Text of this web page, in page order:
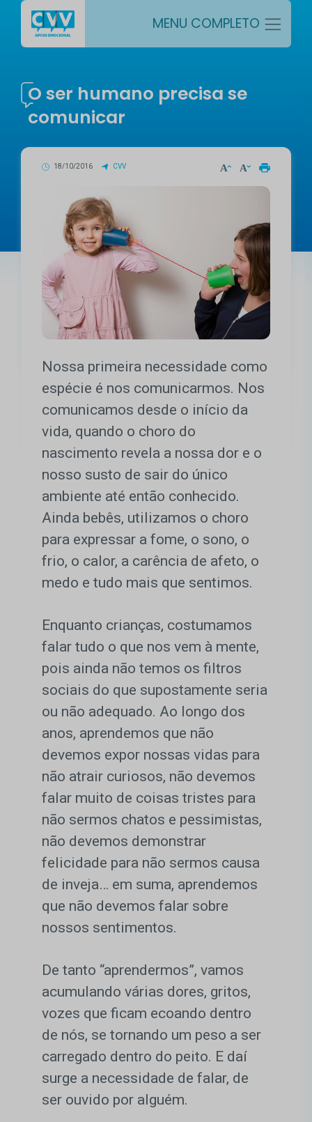
MENU COMPLETO
O ser humano precisa se
comunicar
18/10/2016 CVV
Nossa primeira necessidade como
espécie é nos comunicarmos. Nos
comunicamos desde o início da
vida, quando o choro do
nascimento revela a nossa dor e o
nosso susto de sair do único
ambiente até então conhecido.
Ainda bebês, utilizamos o choro
para expressar a fome, o sono, o
frio, o calor, a carência de afeto, o
medo e tudo mais que sentimos.
Enquanto crianças, costumamos
falar tudo o que nos vem à mente,
pois ainda não temos os filtros
sociais do que supostamente seria
ou não adequado. Ao longo dos
anos, aprendemos que não
devemos expor nossas vidas para
não atrair curiosos, não devemos
falar muito de coisas tristes para
não sermos chatos e pessimistas,
não devemos demonstrar
felicidade para não sermos causa
de inveja… em suma, aprendemos
que não devemos falar sobre
nossos sentimentos.
De tanto “aprendermos”, vamos
acumulando várias dores, gritos,
vozes que ficam ecoando dentro
de nós, se tornando um peso a ser
carregado dentro do peito. E daí
surge a necessidade de falar, de
ser ouvido por alguém.